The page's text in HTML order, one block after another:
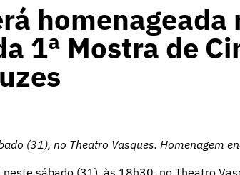
homenageada
1ª Mostra de
(31), no Theatro Vasques. Homenagem
sábado (31), às 18h30, no Theatro